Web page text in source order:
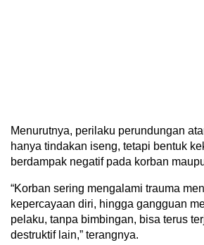
Menurutnya, perilaku perundungan
hanya tindakan iseng, tetapi bentuk
berdampak negatif pada korban
“Korban sering mengalami trauma
kepercayaan diri, hingga gangguan
pelaku, tanpa bimbingan, bisa terus
destruktif lain,” terangnya.